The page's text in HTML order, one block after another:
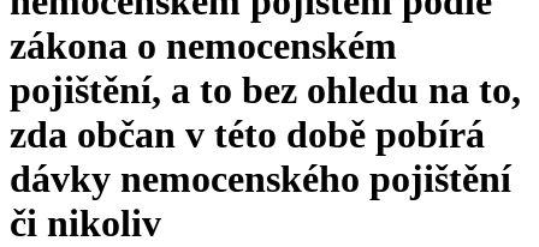
zákona o nemocenském
pojištění, a to bez ohledu na to,
zda občan v této době pobírá
dávky nemocenského pojištění
či nikoliv